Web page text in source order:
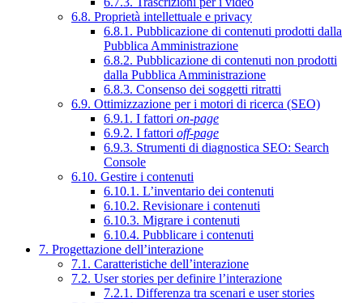
6.8. Proprietà intellettuale e privacy
6.8.1. Pubblicazione di contenuti prodotti dalla
Pubblica Amministrazione
6.8.2. Pubblicazione di contenuti non prodotti
dalla Pubblica Amministrazione
6.8.3. Consenso dei soggetti ritratti
6.9. Ottimizzazione per i motori di ricerca (SEO)
6.9.1. I fattori on-page
6.9.2. I fattori off-page
6.9.3. Strumenti di diagnostica SEO: Search
Console
6.10. Gestire i contenuti
6.10.1. L’inventario dei contenuti
6.10.2. Revisionare i contenuti
6.10.3. Migrare i contenuti
6.10.4. Pubblicare i contenuti
7. Progettazione dell’interazione
7.1. Caratteristiche dell’interazione
7.2. User stories per definire l’interazione
7.2.1. Differenza tra scenari e user stories